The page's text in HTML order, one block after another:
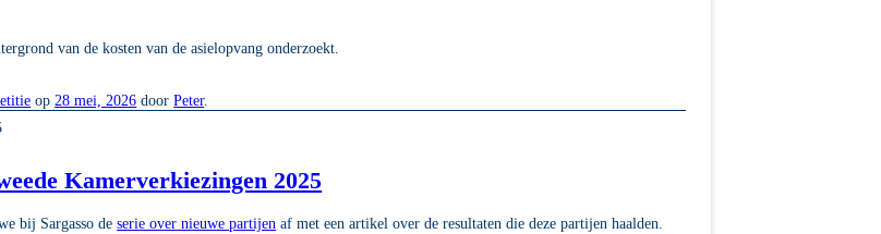
van de kosten van de asielopvang onderzoekt.
op28 mei, 2026 doorPeter.
Kamerverkiezingen 2025
bij Sargasso deserie over nieuwe partijen af met een artikel over de resultaten die deze partijen haalden.